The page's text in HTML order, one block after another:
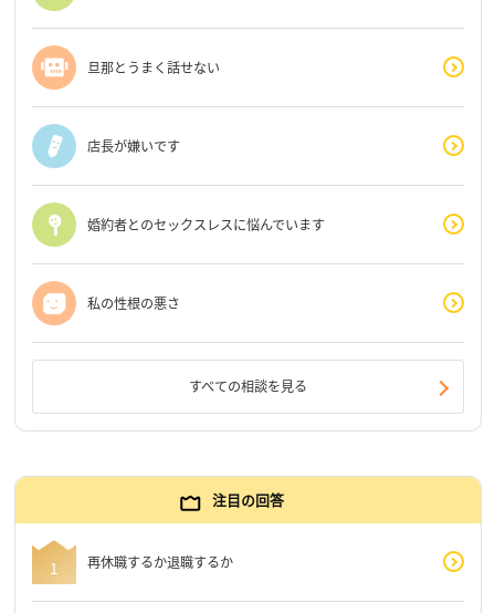
旦那とうまく話せない
店長が嫌いです
婚約者とのセックスレスに悩んでいます
私の性根の悪さ
すべての相談を見る
注目の回答
再休職するか退職するか